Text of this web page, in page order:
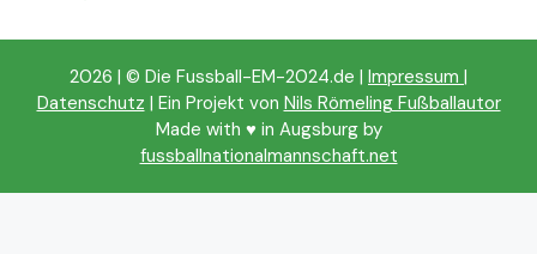
2026 | © Die Fussball-EM-2024.de | Impressum |
Datenschutz | Ein Projekt von Nils Römeling Fußballautor
Made with ♥️ in Augsburg by
fussballnationalmannschaft.net